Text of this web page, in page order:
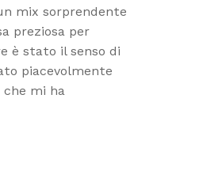
mix sorprendente
preziosa per
è stato il senso di
piacevolmente
mi ha